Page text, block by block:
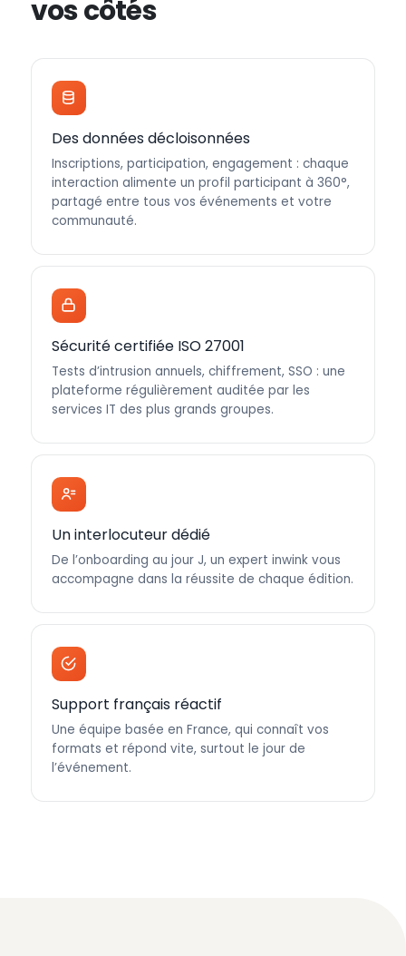
vos côtés
Des données décloisonnées
Inscriptions, participation, engagement : chaque
interaction alimente un profil participant à 360°,
partagé entre tous vos événements et votre
communauté.
Sécurité certifiée ISO 27001
Tests d’intrusion annuels, chiffrement, SSO : une
plateforme régulièrement auditée par les
services IT des plus grands groupes.
Un interlocuteur dédié
De l’onboarding au jour J, un expert inwink vous
accompagne dans la réussite de chaque édition.
Support français réactif
Une équipe basée en France, qui connaît vos
formats et répond vite, surtout le jour de
l’événement.